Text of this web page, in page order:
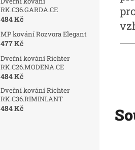
RK.C36.GARDA.CE
484 Kč
MP kování Rozvora Elegant
477 Kč
Dveřní kování Richter
RK.C26.MODENA.CE
484 Kč
Dveřní kování Richter
RK.C36.RIMINI.ANT
484 Kč